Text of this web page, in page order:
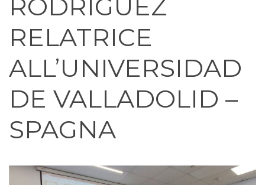
RODRIGUEZ
RELATRICE
ALL’UNIVERSIDAD
DE VALLADOLID –
SPAGNA